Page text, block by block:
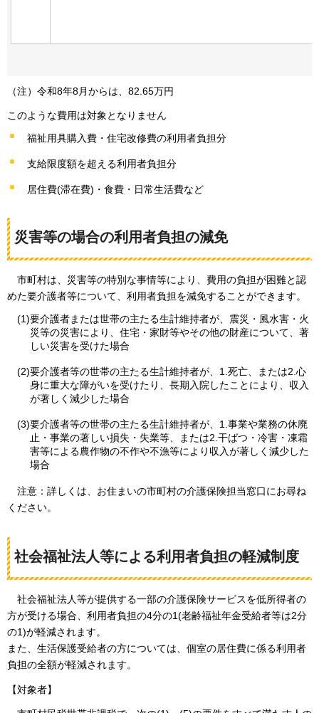
（注）令和8年8月からは、82.65万円
このような費用は対象となりません
福祉用具購入費・住宅改修費の利用者負担分
支給限度額を超える利用者負担分
居住費(滞在費)・食費・日常生活費など
災害等の場合の利用者負担の減免
市町村は、災害等の特別な事情等により、費用の負担が困難と認
めた要介護者等について、利用者負担を減免することができます。
(1)要介護者または世帯の主たる生計維持者が、震災・風水害・火
災等の災害により、住宅・家財等やその他の財産について、著
しい災害を受けた場合
(2)要介護者等の世帯の主たる生計維持者が、1.死亡、または2.心
身に重大な障がいを受けたり、長期入院したことにより、収入
が著しく減少した場合
(3)要介護者等の世帯の主たる生計維持者が、1.事業や業務の休廃
止・事業の著しい損失・失業等、または2.干ばつ・冷害・凍霜
害等による農作物の不作や不漁等により収入が著しく減少した
場合
注意： 詳しくは、お住まいの市町村の介護保険担当窓口にお尋ね
ください。
社会福祉法人等による利用者負担の軽減制度
社会福祉法人等が提供する一部の介護保険サービスを低所得者の
方が受ける場合、利用者負担の4分の1(老齢福祉年金受給者等は2分
の1)が軽減されます。
また、生活保護受給者の方については、個室の居住費に係る利用者
負担の全額が軽減されます。
【対象者】